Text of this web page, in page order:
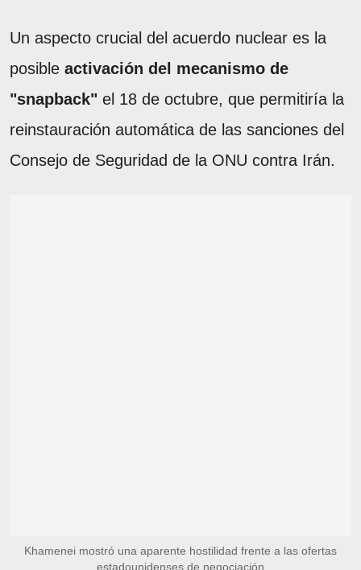
Un aspecto crucial del acuerdo nuclear es la
posible activación del mecanismo de
"snapback" el 18 de octubre, que permitiría la
reinstauración automática de las sanciones del
Consejo de Seguridad de la ONU contra Irán.
Khamenei mostró una aparente hostilidad frente a las ofertas
estadounidenses de negociación